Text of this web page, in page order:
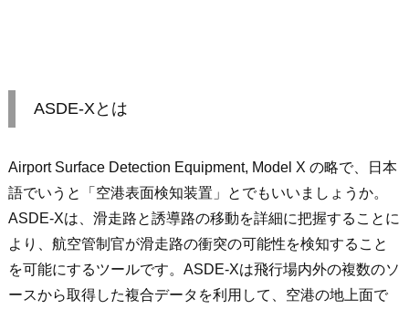
ASDE-Xとは
Airport Surface Detection Equipment, Model X の略で、日本
語でいうと「 空港表面検知装置 」とでもいいましょうか。
ASDE-Xは、滑走路と誘導路の移動を詳細に把握することに
より、航空管制官が滑走路の衝突の可能性を検知すること
を可能にするツールです。ASDE-Xは飛行場内外の複数のソ
ースから取得した複合データを利用して、空港の地上面で